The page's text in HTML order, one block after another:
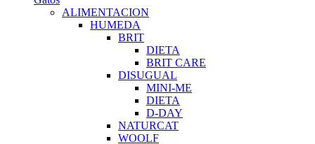
ALIMENTACION
HUMEDA
BRIT
DIETA
BRIT CARE
DISUGUAL
MINI-ME
DIETA
D-DAY
NATURCAT
WOOLF